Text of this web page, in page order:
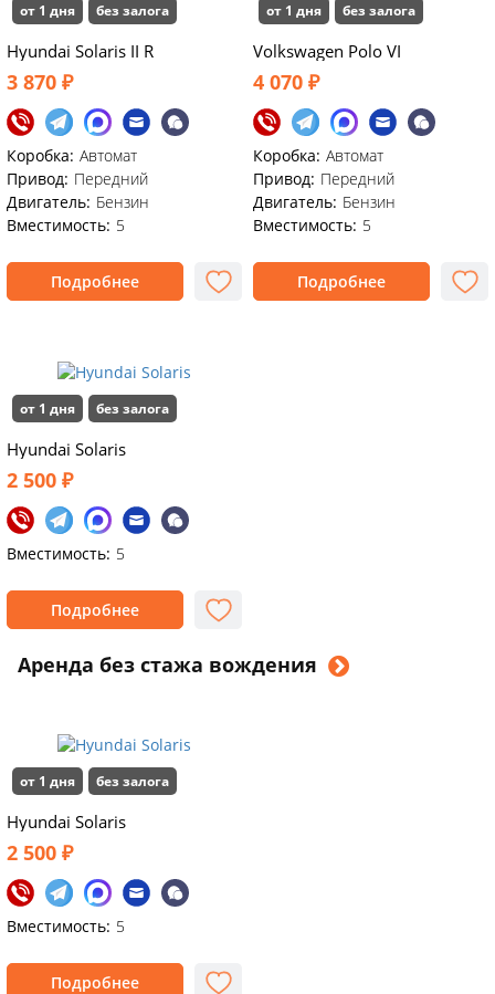
от 1 дня без залога
Hyundai Solaris II R
3 870 ₽
Коробка: Автомат
Привод: Передний
Двигатель: Бензин
Вместимость: 5
Подробнее
от 1 дня без залога
Volkswagen Polo VI
4 070 ₽
Коробка: Автомат
Привод: Передний
Двигатель: Бензин
Вместимость: 5
Подробнее
от 1 дня без залога
Hyundai Solaris
2 500 ₽
Вместимость: 5
Подробнее
Аренда без стажа вождения
от 1 дня без залога
Hyundai Solaris
2 500 ₽
Вместимость: 5
Подробнее